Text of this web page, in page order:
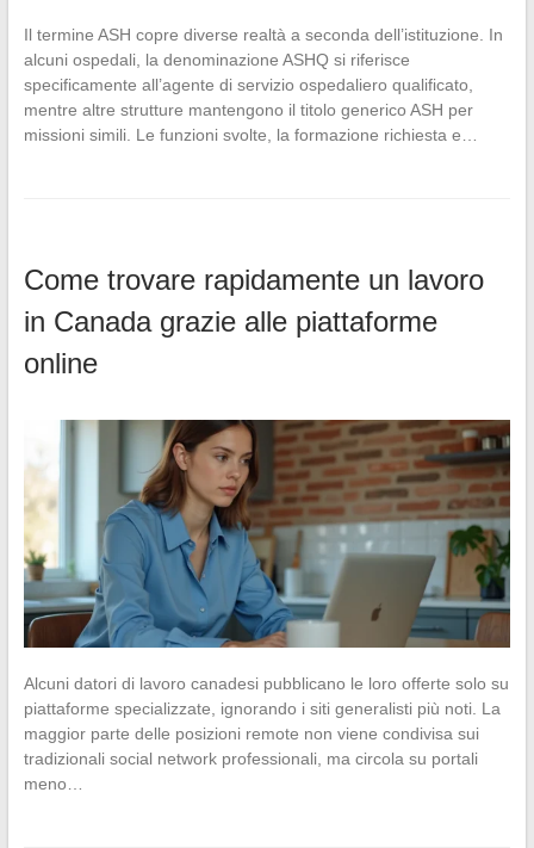
Il termine ASH copre diverse realtà a seconda dell’istituzione. In
alcuni ospedali, la denominazione ASHQ si riferisce
specificamente all’agente di servizio ospedaliero qualificato,
mentre altre strutture mantengono il titolo generico ASH per
missioni simili. Le funzioni svolte, la formazione richiesta e…
Come trovare rapidamente un lavoro
in Canada grazie alle piattaforme
online
Alcuni datori di lavoro canadesi pubblicano le loro offerte solo su
piattaforme specializzate, ignorando i siti generalisti più noti. La
maggior parte delle posizioni remote non viene condivisa sui
tradizionali social network professionali, ma circola su portali
meno…